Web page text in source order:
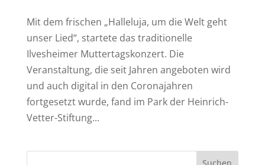
Mit dem frischen „Halleluja, um die Welt geht
unser Lied“, startete das traditionelle
Ilvesheimer Muttertagskonzert. Die
Veranstaltung, die seit Jahren angeboten wird
und auch digital in den Coronajahren
fortgesetzt wurde, fand im Park der Heinrich-
Vetter-Stiftung...